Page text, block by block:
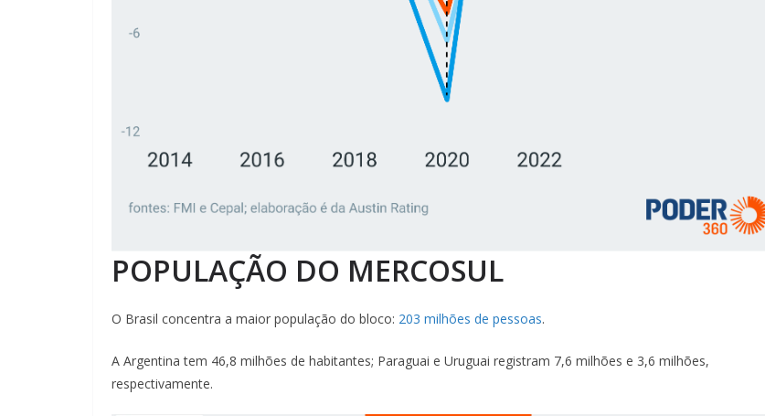
POPULAÇÃO DO MERCOSUL
O Brasil concentra a maior população do bloco: 203 milhões de pessoas.
A Argentina tem 46,8 milhões de habitantes; Paraguai e Uruguai registram 7,6 milhões e 3,6 milhões,
respectivamente.